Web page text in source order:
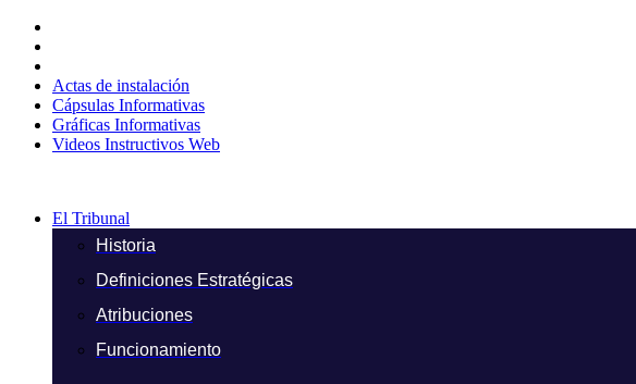
contenido
Actas de instalación
Cápsulas Informativas
Gráficas Informativas
Videos Instructivos Web
El Tribunal
Historia
Definiciones Estratégicas
Atribuciones
Funcionamiento